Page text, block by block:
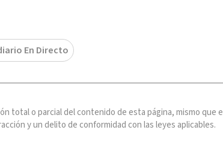
En Directo
total o parcial del contenido de esta página, mismo que
y un delito de conformidad con las leyes aplicables.